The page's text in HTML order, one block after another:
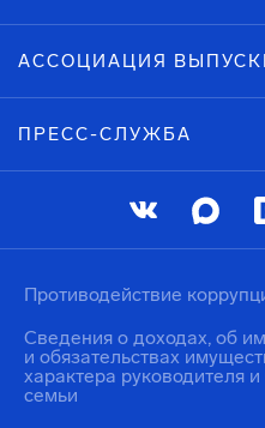
АССОЦИАЦИЯ
ПРЕСС-СЛУЖБА
Противодействие
Сведения о доходах, об
и обязательствах
характера руководителя
семьи